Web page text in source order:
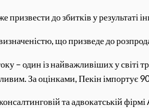
до збитків у результаті
що призведе до
– один із найважливіших у світі
За оцінками, Пекін імпортує
та адвокатській